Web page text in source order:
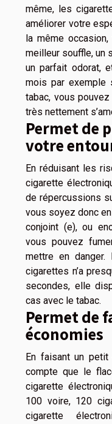
même, les
améliorer votre
la même
meilleur souffle, un
un parfait odorat,
mois par exemple
tabac, vous
très nettement
Permet de
votre
En réduisant les
cigarette
de répercussions
vous soyez donc
conjoint (e), ou
vous pouvez
mettre en
cigarettes n’a
secondes, elle
cas avec le tabac.
Permet de
économies
En faisant un
compte que le
cigarette
100 voire, 120
cigarette